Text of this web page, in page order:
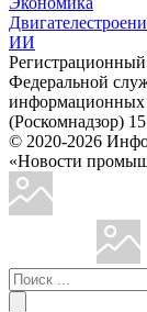
ИИ
Федеральной
информационных
(Роскомнадзор)
© 2020-2026
«Новости